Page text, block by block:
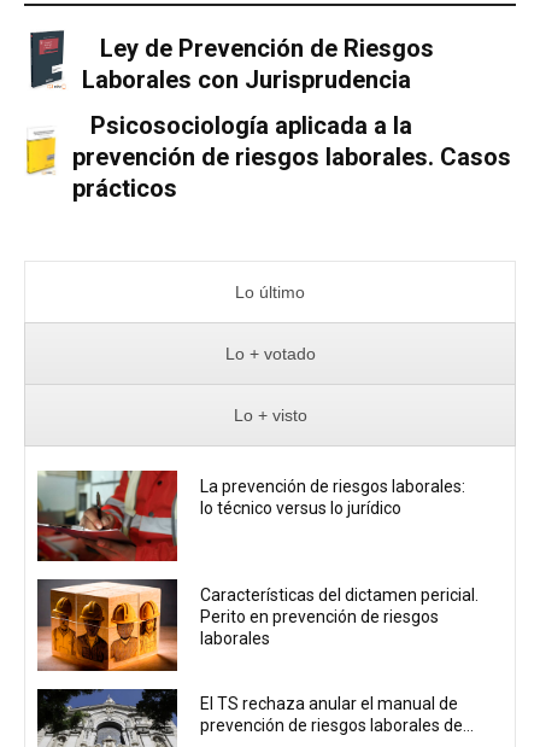
Ley de Prevención de Riesgos
Laborales con Jurisprudencia
Psicosociología aplicada a la
prevención de riesgos laborales. Casos
prácticos
Lo último
Lo + votado
Lo + visto
La prevención de riesgos laborales:
lo técnico versus lo jurídico
Características del dictamen pericial.
Perito en prevención de riesgos
laborales
El TS rechaza anular el manual de
prevención de riesgos laborales de...